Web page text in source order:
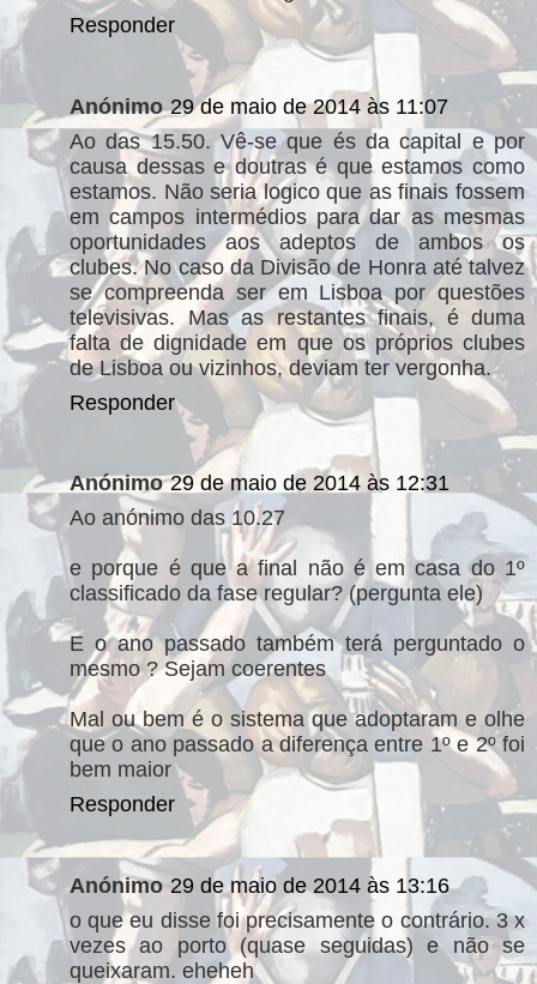
Responder
Anónimo 29 de maio de 2014 às 11:07
Ao das 15.50. Vê-se que és da capital e por
causa dessas e doutras é que estamos como
estamos. Não seria logico que as finais fossem
em campos intermédios para dar as mesmas
oportunidades aos adeptos de ambos os
clubes. No caso da Divisão de Honra até talvez
se compreenda ser em Lisboa por questões
televisivas. Mas as restantes finais, é duma
falta de dignidade em que os próprios clubes
de Lisboa ou vizinhos, deviam ter vergonha.
Responder
Anónimo 29 de maio de 2014 às 12:31
Ao anónimo das 10.27
e porque é que a final não é em casa do 1º
classificado da fase regular? (pergunta ele)
E o ano passado também terá perguntado o
mesmo ? Sejam coerentes
Mal ou bem é o sistema que adoptaram e olhe
que o ano passado a diferença entre 1º e 2º foi
bem maior
Responder
Anónimo 29 de maio de 2014 às 13:16
o que eu disse foi precisamente o contrário. 3 x
vezes ao porto (quase seguidas) e não se
queixaram. eheheh